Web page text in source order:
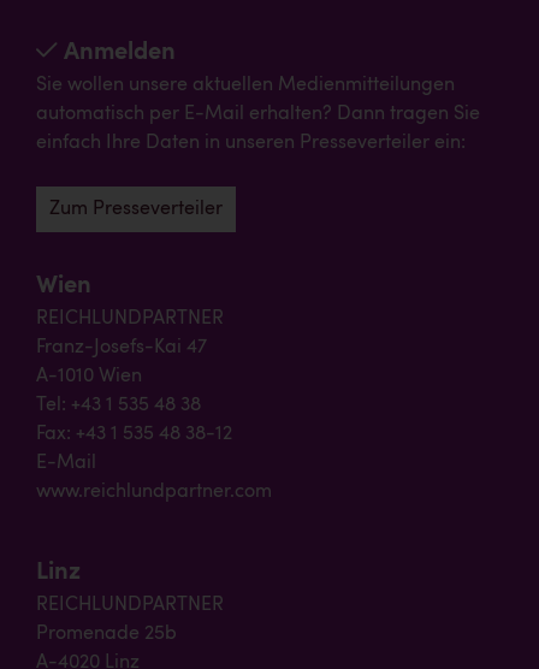
Anmelden
Sie wollen unsere aktuellen Medienmitteilungen
automatisch per E-Mail erhalten? Dann tragen Sie
einfach Ihre Daten in unseren Presseverteiler ein:
Zum Presseverteiler
Wien
REICHLUNDPARTNER
Franz-Josefs-Kai 47
A-1010 Wien
Tel: +43 1 535 48 38
Fax: +43 1 535 48 38-12
E-Mail
www.reichlundpartner.com
Linz
REICHLUNDPARTNER
Promenade 25b
A-4020 Linz